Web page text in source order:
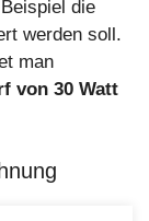
die
werden soll.
man
von 30 Watt